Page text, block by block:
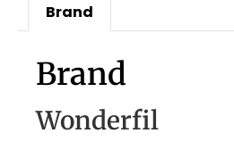
Brand
Brand
Wonderfil